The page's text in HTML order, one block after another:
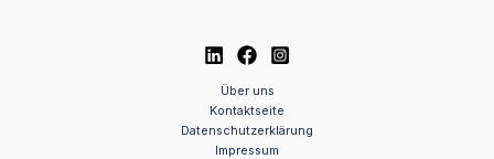
Über uns
Kontaktseite
Datenschutzerklärung
Impressum